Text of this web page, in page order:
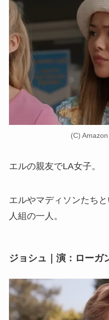
(C)
エルの親友でLA女子。
エルやマディソンたち
人組の一人。
ジョシュ｜演：ローガ